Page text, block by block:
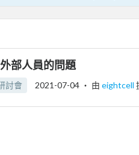
部人員的問題
討會 2021-07-04 ‧ 由 eightcell